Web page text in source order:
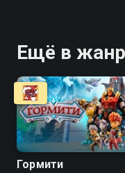
Ещё в
Гормити